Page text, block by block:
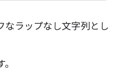
なラップなし文字列とし